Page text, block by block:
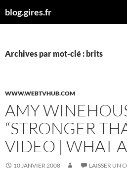
aublog.gires.fr
Archives par mot-clé : brits
WWW.WEBTVHUB.COM
AMY
“STRONGER
VIDEO | WHAT
10 JANVIER 2008 LAISSER UN